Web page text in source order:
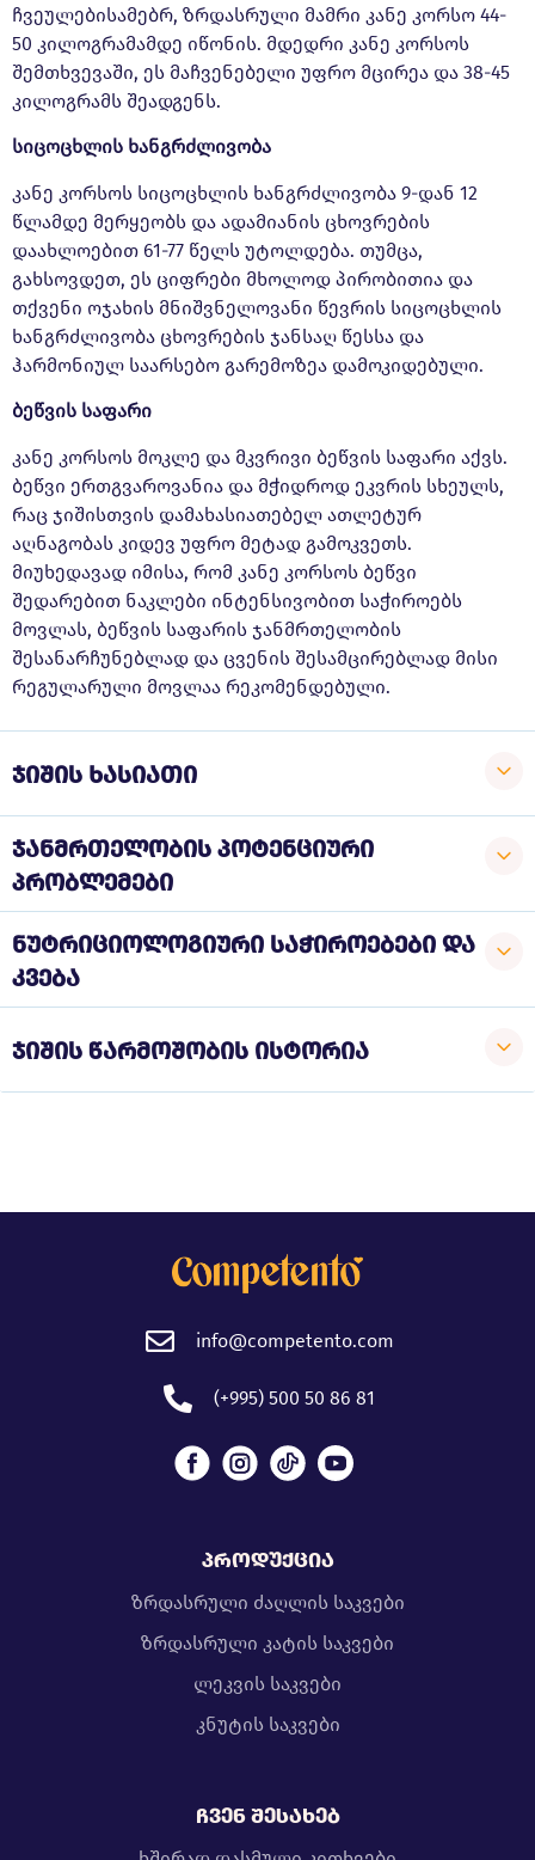
ჩვეულებისამებრ, ზრდასრული მამრი კანე კორსო 44-
50 კილოგრამამდე იწონის. მდედრი კანე კორსოს
შემთხვევაში, ეს მაჩვენებელი უფრო მცირეა და 38-45
კილოგრამს შეადგენს.
სიცოცხლის ხანგრძლივობა
კანე კორსოს სიცოცხლის ხანგრძლივობა 9-დან 12
წლამდე მერყეობს და ადამიანის ცხოვრების
დაახლოებით 61-77 წელს უტოლდება. თუმცა,
გახსოვდეთ, ეს ციფრები მხოლოდ პირობითია და
თქვენი ოჯახის მნიშვნელოვანი წევრის სიცოცხლის
ხანგრძლივობა ცხოვრების ჯანსაღ წესსა და
ჰარმონიულ საარსებო გარემოზეა დამოკიდებული.
ბეწვის საფარი
კანე კორსოს მოკლე და მკვრივი ბეწვის საფარი აქვს.
ბეწვი ერთგვაროვანია და მჭიდროდ ეკვრის სხეულს,
რაც ჯიშისთვის დამახასიათებელ ათლეტურ
აღნაგობას კიდევ უფრო მეტად გამოკვეთს.
მიუხედავად იმისა, რომ კანე კორსოს ბეწვი
შედარებით ნაკლები ინტენსივობით საჭიროებს
მოვლას, ბეწვის საფარის ჯანმრთელობის
შესანარჩუნებლად და ცვენის შესამცირებლად მისი
რეგულარული მოვლაა რეკომენდებული.
ჯიშის ხასიათი
ჯანმრთელობის პოტენციური
პრობლემები
ნუტრიციოლოგიური საჭიროებები და
კვება
ჯიშის წარმოშობის ისტორია
info@competento.com
(+995) 500 50 86 81
პროდუქცია
ზრდასრული ძაღლის საკვები
ზრდასრული კატის საკვები
ლეკვის საკვები
კნუტის საკვები
ჩვენ შესახებ